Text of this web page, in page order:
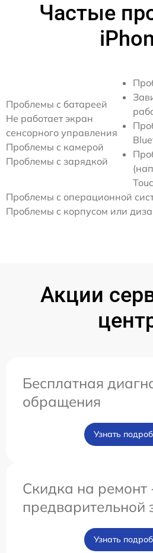
Частые
Проблемы с батареей
Не работает экран
сенсорного управления
Проблемы с камерой
Проблемы с зарядкой
Проблемы с операционной
Проблемы с корпусом или
Акции
Бесплатная
обращения
Узнать
Скидка на ремонт
предварительной
Узнать